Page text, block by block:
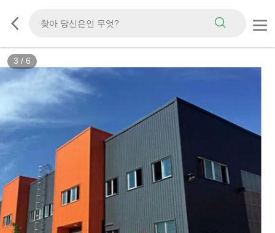
3 / 6